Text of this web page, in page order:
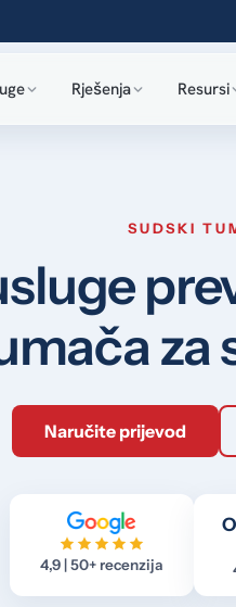
Rješenja Resursi
SUDSKI
za
Naručite prijevod
4,9 | 50+ recenzija